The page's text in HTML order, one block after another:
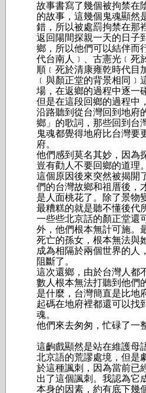
故事書寫了幾個被拘禁在
的故事，這幾個鬼魂顯然
錯，所以被處罰拘禁在那
返回陽間探親一天的日子
鄉，所以他們可以結伴而
代台南人﹞、古憲光﹝死
順﹝死於清康雍乾時代目
﹝與顏正堂的背景相同﹞
場，在返鄉的過程中逐一
但是在這段回鄉的過程中
沿路聽到從台灣回到地府
鄉」的歌詞，那些回到台
鬼魂都覺得地府比台灣要
府。
他們感到莫名其妙，因為
豈有勸人不要回鄉的道理。
這個原因後來突然被揭開
們的台灣故鄉和祖厝後，
是人面桃花了。除了景物
最糟糕的就是聽不懂後代
一些些北京話的顏正堂還
外，他們根本無計可施。
死亡的孫女，根本無法與
成為相隔於兩個世界的人
阻斷了。
這次還鄉，由於台灣人都
數人根本無法打聽到他們
是什麼，台灣簡直是比地
起碼在地府裡都還可以找
魂。
他們來去匆匆，忙碌了一
這齣戲顯然是站在維護母
北京語的荒謬處境，但是
於這種諷刺，因為當前已
出了這個諷刺。我認為它
本身的因素，約有底下幾